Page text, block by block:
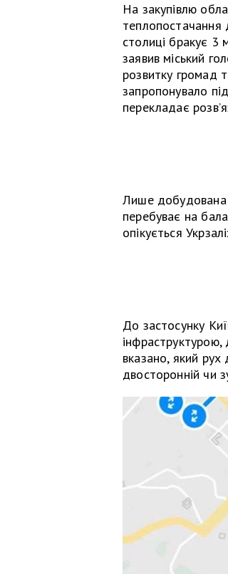
На закупівлю
теплопостачання
столиці бракує 3
заявив міський
розвитку громад
запропонувало
перекладає
Лише добудована
перебуває на
опікується
До застосунку
вказано, який рух
двосторонній чи